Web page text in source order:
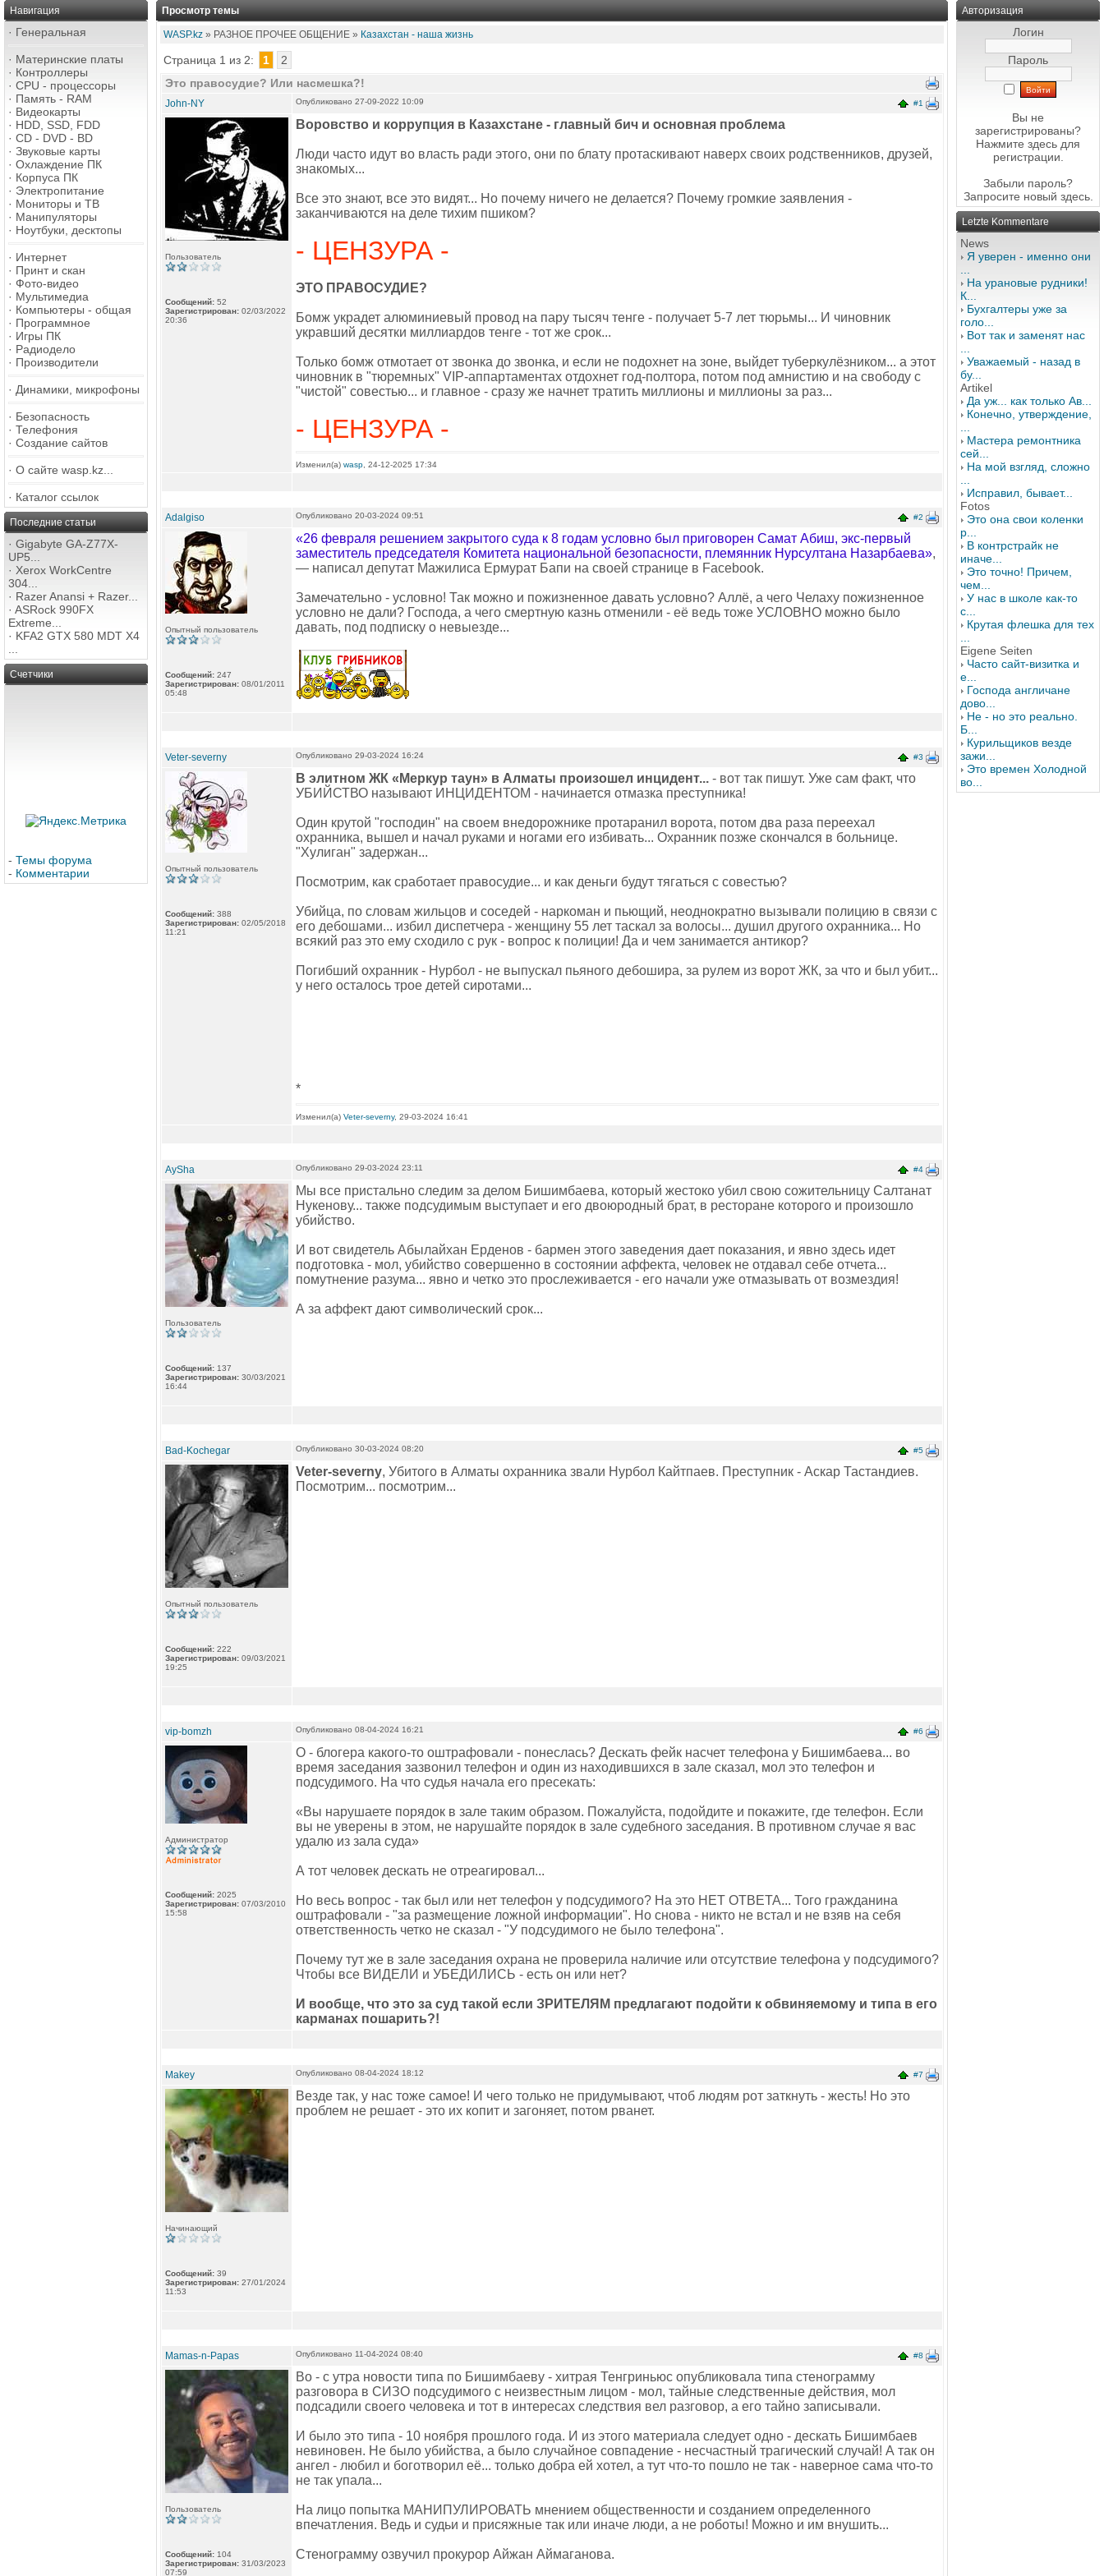
Навигация
· Генеральная
· Материнские платы
· Контроллеры
· CPU - процессоры
· Память - RAM
· Видеокарты
· HDD, SSD, FDD
· CD - DVD - BD
· Звуковые карты
· Охлаждение ПК
· Корпуса ПК
· Электропитание
· Мониторы и ТВ
· Манипуляторы
· Ноутбуки, десктопы
· Интернет
· Принт и скан
· Фото-видео
· Мультимедиа
· Компьютеры - общая
· Программное
· Игры ПК
· Радиодело
· Производители
· Динамики, микрофоны
· Безопасность
· Телефония
· Создание сайтов
· О сайте wasp.kz...
· Каталог ссылок
Последние статьи
· Gigabyte GA-Z77X-
UP5...
· Xerox WorkCentre
304...
· Razer Anansi + Razer...
· ASRock 990FX
Extreme...
· KFA2 GTX 580 MDT X4
Счетчики
- Темы форума
- Комментарии
Просмотр темы
WASP.kz » РАЗНОЕ ПРОЧЕЕ ОБЩЕНИЕ » Казахстан - наша жизнь
Страница 1 из 2: 1
2
Это правосудие? Или насмешка?!
John-NY #1
Опубликовано 27-09-2022 10:09
Пользователь
Сообщений: 52
Зарегистрирован: 02/03/2022
20:36
Воровство и коррупция в Казахстане - главный бич и основная проблема
Люди часто идут во власть ради этого, они по блату протаскивают наверх своих родственников, друзей,
знакомых...
Все это знают, все это видят... Но почему ничего не делается? Почему громкие заявления -
заканчиваются на деле тихим пшиком?
- ЦЕНЗУРА -
ЭТО ПРАВОСУДИЕ?
Бомж украдет алюминиевый провод на пару тысяч тенге - получает 5-7 лет тюрьмы... И чиновник
укравший десятки миллиардов тенге - тот же срок...
Только бомж отмотает от звонка до звонка, и если не подохнет на зоне, выйдет туберкулёзником... а этот
чиновник в "тюремных" VIP-аппартаментах отдохнет год-полтора, потом под амнистию и на свободу с
"чистой" совестью... и главное - сразу же начнет тратить миллионы и миллионы за раз...
- ЦЕНЗУРА -
Изменил(а) wasp , 24-12-2025 17:34
Adalgiso #2
Опубликовано 20-03-2024 09:51
Опытный пользователь
Сообщений: 247
Зарегистрирован: 08/01/2011
05:48
«26 февраля решением закрытого суда к 8 годам условно был приговорен Самат Абиш, экс-первый
заместитель председателя Комитета национальной безопасности, племянник Нурсултана Назарбаева»,
— написал депутат Мажилиса Ермурат Бапи на своей странице в Facebook.
Замечательно - условно! Так можно и пожизненное давать условно? Аллё, а чего Челаху пожизненное
условно не дали? Господа, а чего смертную казнь отменили - её ведь тоже УСЛОВНО можно было
давать, под подписку о невыезде...
Veter-severny #3
Опубликовано 29-03-2024 16:24
Опытный пользователь
Сообщений: 388
Зарегистрирован: 02/05/2018
11:21
В элитном ЖК «Меркур таун» в Алматы произошел инцидент... - вот так пишут. Уже сам факт, что
УБИЙСТВО называют ИНЦИДЕНТОМ - начинается отмазка преступника!
Один крутой "господин" на своем внедорожнике протаранил ворота, потом два раза переехал
охранника, вышел и начал руками и ногами его избивать... Охранник позже скончался в больнице.
"Хулиган" задержан...
Посмотрим, как сработает правосудие... и как деньги будут тягаться с совестью?
Убийца, по словам жильцов и соседей - наркоман и пьющий, неоднократно вызывали полицию в связи с
его дебошами... избил диспетчера - женщину 55 лет таскал за волосы... душил другого охранника... Но
всякий раз это ему сходило с рук - вопрос к полиции! Да и чем занимается антикор?
Погибший охранник - Нурбол - не выпускал пьяного дебошира, за рулем из ворот ЖК, за что и был убит...
у него осталось трое детей сиротами...
*
Изменил(а) Veter-severny, 29-03-2024 16:41
AySha #4
Опубликовано 29-03-2024 23:11
Пользователь
Сообщений: 137
Зарегистрирован: 30/03/2021
16:44
Мы все пристально следим за делом Бишимбаева, который жестоко убил свою сожительницу Салтанат
Нукенову... также подсудимым выступает и его двоюродный брат, в ресторане которого и произошло
убийство.
И вот свидетель Абылайхан Ерденов - бармен этого заведения дает показания, и явно здесь идет
подготовка - мол, убийство совершенно в состоянии аффекта, человек не отдавал себе отчета...
помутнение разума... явно и четко это прослеживается - его начали уже отмазывать от возмездия!
А за аффект дают символический срок...
Bad-Kochegar #5
Опубликовано 30-03-2024 08:20
Опытный пользователь
Сообщений: 222
Зарегистрирован: 09/03/2021
19:25
Veter-severny, Убитого в Алматы охранника звали Нурбол Кайтпаев. Преступник - Аскар Тастандиев.
Посмотрим... посмотрим...
vip-bomzh #6
Опубликовано 08-04-2024 16:21
Администратор
Сообщений: 2025
Зарегистрирован: 07/03/2010
15:58
О - блогера какого-то оштрафовали - понеслась? Дескать фейк насчет телефона у Бишимбаева... во
время заседания зазвонил телефон и один из находившихся в зале сказал, мол это телефон и
подсудимого. На что судья начала его пресекать:
«Вы нарушаете порядок в зале таким образом. Пожалуйста, подойдите и покажите, где телефон. Если
вы не уверены в этом, не нарушайте порядок в зале судебного заседания. В противном случае я вас
удалю из зала суда»
А тот человек дескать не отреагировал...
Но весь вопрос - так был или нет телефон у подсудимого? На это НЕТ ОТВЕТА... Того гражданина
оштрафовали - "за размещение ложной информации". Но снова - никто не встал и не взяв на себя
ответственность четко не сказал - "У подсудимого не было телефона".
Почему тут же в зале заседания охрана не проверила наличие или отсутствие телефона у подсудимого?
Чтобы все ВИДЕЛИ и УБЕДИЛИСЬ - есть он или нет?
И вообще, что это за суд такой если ЗРИТЕЛЯМ предлагают подойти к обвиняемому и типа в его
карманах пошарить?!
Makey #7
Опубликовано 08-04-2024 18:12
Начинающий
Сообщений: 39
Зарегистрирован: 27/01/2024
11:53
Везде так, у нас тоже самое! И чего только не придумывают, чтоб людям рот заткнуть - жесть! Но это
проблем не решает - это их копит и загоняет, потом рванет.
Mamas-n-Papas #8
Опубликовано 11-04-2024 08:40
Пользователь
Сообщений: 104
Зарегистрирован: 31/03/2023
07:59
Во - с утра новости типа по Бишимбаеву - хитрая Тенгриньюс опубликовала типа стенограмму
разговора в СИЗО подсудимого с неизвестным лицом - мол, тайные следственные действия, мол
подсадили своего человека и тот в интересах следствия вел разговор, а его тайно записывали.
И было это типа - 10 ноября прошлого года. И из этого материала следует одно - дескать Бишимбаев
невиновен. Не было убийства, а было случайное совпадение - несчастный трагический случай! А так он
ангел - любил и боготворил её... только добра ей хотел, а тут что-то пошло не так - наверное сама что-то
не так упала...
На лицо попытка МАНИПУЛИРОВАТЬ мнением общественности и созданием определенного
впечатления. Ведь и судьи и присяжные так или иначе люди, а не роботы! Можно и им внушить...
Стенограмму озвучил прокурор Айжан Аймаганова.
Авторизация
Логин
Пароль
Вы не
зарегистрированы?
Нажмите здесь для
регистрации.
Забыли пароль?
Запросите новый здесь.
Letzte Kommentare
News
Я уверен - именно они
На урановые рудники!
К...
Бухгалтеры уже за
голо...
Вот так и заменят нас
Уважаемый - назад в
бу...
Artikel
Да уж... как только Ав...
Конечно, утверждение,
Мастера ремонтника
сей...
На мой взгляд, сложно
Исправил, бывает...
Fotos
Это она свои коленки
р...
В контрстрайк не
иначе...
Это точно! Причем,
чем...
У нас в школе как-то
с...
Крутая флешка для тех
Eigene Seiten
Часто сайт-визитка и
е...
Господа англичане
дово...
Не - но это реально.
Б...
Курильщиков везде
зажи...
Это времен Холодной
во...